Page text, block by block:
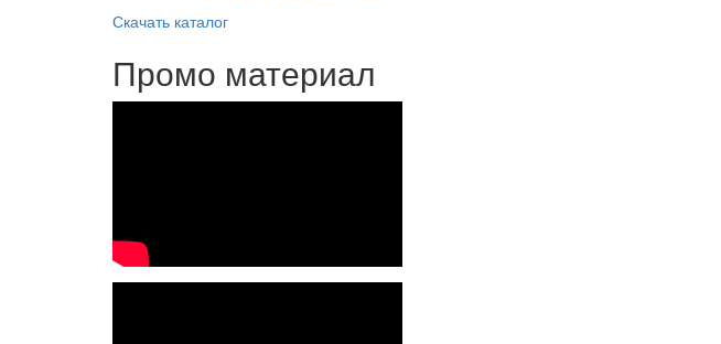
Скачать каталог
Промо материал